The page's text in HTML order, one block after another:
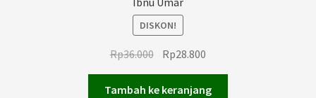
DISKON!
Rp36.000 Harga
aslinya
adalah:
Rp28.800
saat
ini
Tambah ke keranjang